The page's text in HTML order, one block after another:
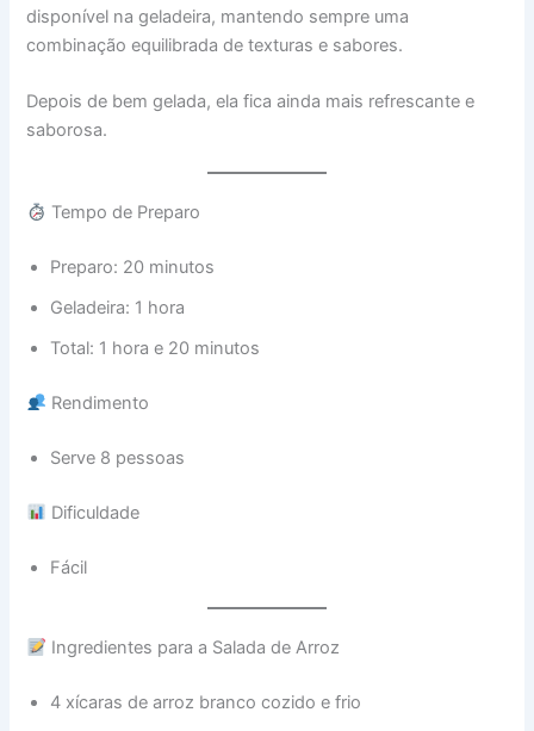
disponível na geladeira, mantendo sempre uma
combinação equilibrada de texturas e sabores.
Depois de bem gelada, ela fica ainda mais refrescante e
saborosa.
Tempo de Preparo
Preparo: 20 minutos
Geladeira: 1 hora
Total: 1 hora e 20 minutos
Rendimento
Serve 8 pessoas
Dificuldade
Fácil
Ingredientes para a Salada de Arroz
4 xícaras de arroz branco cozido e frio